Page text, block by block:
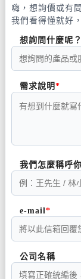
嗨，想詢價或有
我們看得懂就好
想詢問什麼呢？
需求說明
我們怎麼稱呼
e-mail
公司名稱